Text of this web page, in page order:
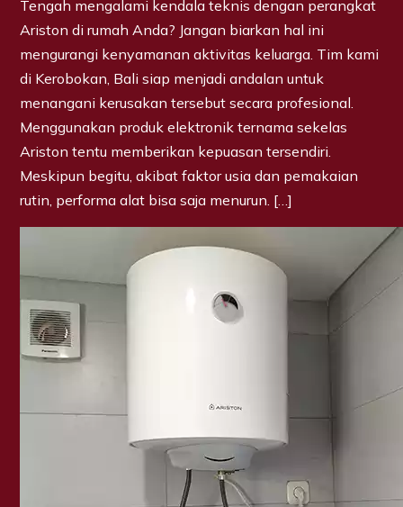
Tengah mengalami kendala teknis dengan perangkat
Ariston di rumah Anda? Jangan biarkan hal ini
mengurangi kenyamanan aktivitas keluarga. Tim kami
di Kerobokan, Bali siap menjadi andalan untuk
menangani kerusakan tersebut secara profesional.
Menggunakan produk elektronik ternama sekelas
Ariston tentu memberikan kepuasan tersendiri.
Meskipun begitu, akibat faktor usia dan pemakaian
rutin, performa alat bisa saja menurun. […]